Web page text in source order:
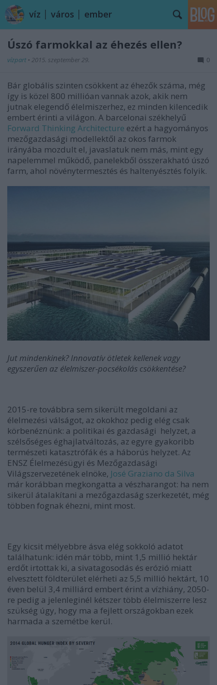
víz │ város │ ember
Úszó farmokkal az éhezés ellen?
vízpart • 2015. szeptember 29. 0
Bár globális szinten csökkent az éhezők száma, még
így is közel 800 millióan vannak azok, akik nem
jutnak elegendő élelmiszerhez, ez minden kilencedik
embert érinti a világon. A barcelonai székhelyű
Forward Thinking Architecture ezért a hagyományos
mezőgazdasági modellektől az okos farmok
irányába mozdult el, javaslatuk nem más, mint egy
napelemmel működő, panelekből összerakható úszó
farm, ahol növénytermesztés és haltenyésztés folyik.
Jut mindenkinek? Innovatív ötletek kellenek vagy
egyszerűen az élelmiszer-pocsékolás csökkentése?
2015-re továbbra sem sikerült megoldani az
élelmezési válságot, az okokhoz pedig elég csak
körbenéznünk: a politikai és gazdasági helyzet, a
szélsőséges éghajlatváltozás, az egyre gyakoribb
természeti katasztrófák és a háborús helyzet. Az
ENSZ Élelmezésügyi és Mezőgazdasági
Világszervezetének elnöke, José Graziano da Silva
már korábban megkongatta a vészharangot: ha nem
sikerül átalakítani a mezőgazdaság szerkezetét, még
többen fognak éhezni, mint most.
Egy kicsit mélyebbre ásva elég sokkoló adatot
találhatunk: idén már több, mint 1,5 millió hektár
erdőt irtottak ki, a sivatagosodás és erózió miatt
elvesztett földterület elérheti az 5,5 millió hektárt, 10
éven belül 3,4 milliárd embert érint a vízhiány, 2050-
re pedig a jelenleginél kétszer több élelmiszerre lesz
szükség úgy, hogy ma a fejlett országokban ezek
harmada a szemétbe kerül.